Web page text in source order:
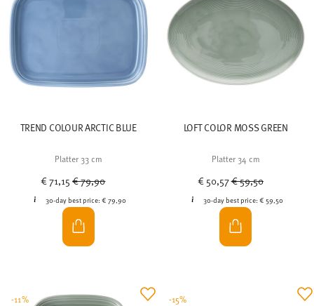
TREND COLOUR ARCTIC BLUE
Platter 33 cm
€ 71,15Price reduced from
€ 79,90
30-day best price:€ 79,90
LOFT COLOR MOSS GREEN
Platter 34 cm
€ 50,57Price reduced from
€ 59,50
30-day best price:€ 59,50
-11% -15%